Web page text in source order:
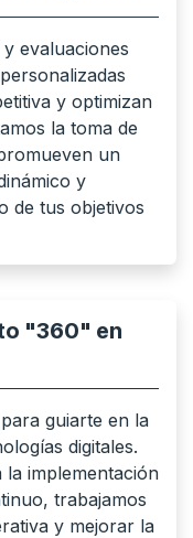
evaluaciones
y optimizan
la toma de
un
y
de tus objetivos
"360" en
guiarte en la
digitales.
la implementación
trabajamos
y mejorar la